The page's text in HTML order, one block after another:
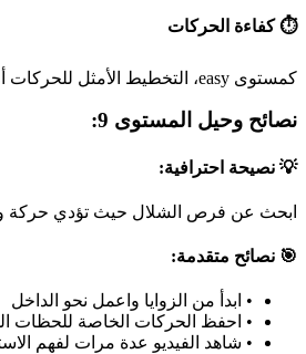
⏱️ كفاءة الحركات
كمستوى easy، التخطيط الأمثل للحركات أمر بالغ الأهمية لتحقيق أفضل نتيجة.
نصائح وحيل المستوى 9:
💡 نصيحة احترافية:
ابحث عن فرص الشلال حيث تؤدي حركة
🎯 نصائح متقدمة:
• ابدأ من الزوايا واعمل نحو الداخل
• احفظ الحركات الخاصة للحظات
• شاهد الفيديو عدة مرات لفهم